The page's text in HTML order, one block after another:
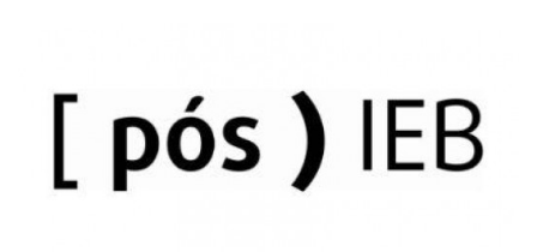
Serviço de Apoio ao Ensino
Concurso Docente
Representação Discente